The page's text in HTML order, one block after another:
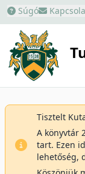
Súgó
Tisztelt
A könyvtár
tart. Ezen
lehetőség,